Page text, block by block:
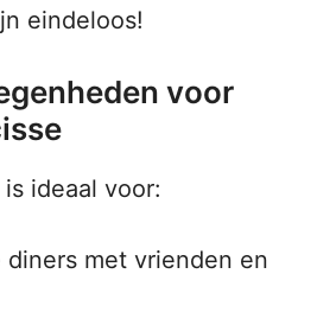
eindeloos!
voor
ideaal voor:
diners met vrienden en